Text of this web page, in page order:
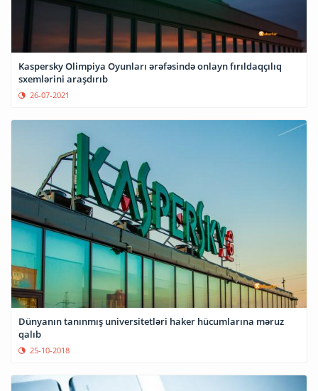
Kaspersky Olimpiya Oyunları ərəfəsində onlayn fırıldaqçılıq
sxemlərini araşdırıb
26-07-2021
Dünyanın tanınmış universitetləri haker hücumlarına məruz
qalıb
25-10-2018